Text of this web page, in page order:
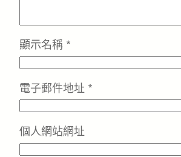
顯示名稱 *
電子郵件地址 *
個人網站網址